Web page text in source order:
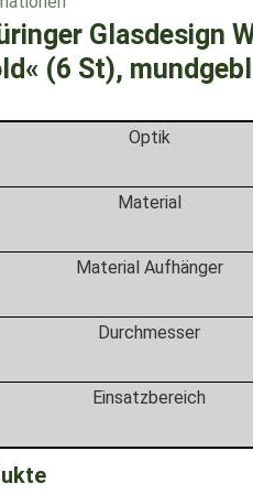
Glasdesign
(6 St),
Optik
Material
Material Aufhänger
Durchmesser
Einsatzbereich